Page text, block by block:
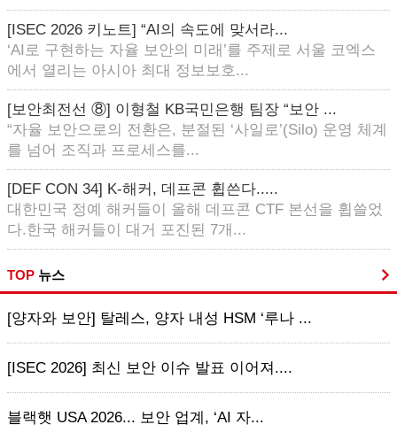
[ISEC 2026 키노트] “AI의 속도에 맞서라...
‘AI로 구현하는 자율 보안의 미래’를 주제로 서울 코엑스
에서 열리는 아시아 최대 정보보호...
[보안최전선 ⑧] 이형철 KB국민은행 팀장 “보안 ...
“자율 보안으로의 전환은, 분절된 ‘사일로’(Silo) 운영 체계
를 넘어 조직과 프로세스를...
[DEF CON 34] K-해커, 데프콘 휩쓴다.....
대한민국 정예 해커들이 올해 데프콘 CTF 본선을 휩쓸었
다.한국 해커들이 대거 포진된 7개...
TOP 뉴스
[양자와 보안] 탈레스, 양자 내성 HSM ‘루나 ...
[ISEC 2026] 최신 보안 이슈 발표 이어져....
블랙햇 USA 2026... 보안 업계, ‘AI 자...